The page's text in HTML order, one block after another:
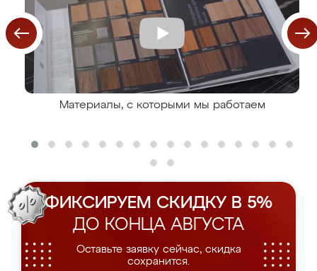
Материалы, с которыми мы работаем
ФИКСИРУЕМ СКИДКУ В 5%
ДО КОНЦА АВГУСТА
Оставьте заявку сейчас, скидка
сохранится.